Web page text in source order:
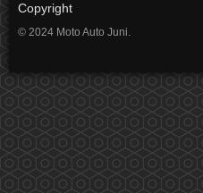
Copyright
© 2024 Moto Auto Juni.